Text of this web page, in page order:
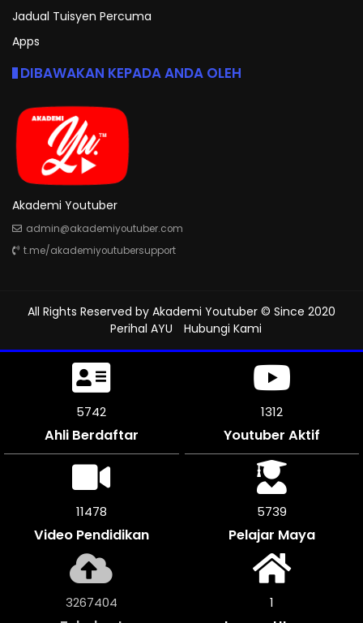
Jadual Tuisyen Percuma
Apps
DIBAWAKAN KEPADA ANDA OLEH
Akademi Youtuber
admin@akademiyoutuber.com
t.me/akademiyoutubersupport
All Rights Reserved by Akademi Youtuber © Since 2020
Perihal AYU
Hubungi Kami
6159
Ahli Berdaftar
1312
Youtuber Aktif
12318
Video Pendidikan
6156
Pelajar Maya
3504816 1